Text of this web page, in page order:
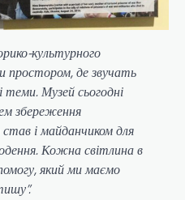
культурного
простором, де звучать
теми. Музей сьогодні
збереження
і майданчиком для
Кожна світлина в
який ми маємо